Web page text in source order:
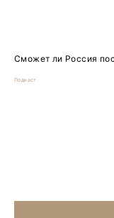
Сможет ли Россия
Подкаст